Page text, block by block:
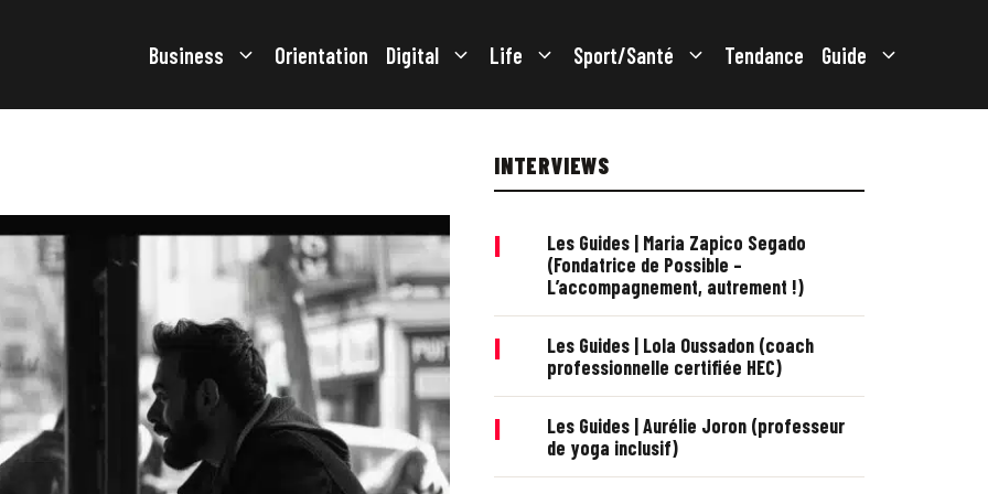
Business Orientation Digital Life Sport/Santé Tendance Guide
INTERVIEWS
|
Les Guides | Maria Zapico Segado
(Fondatrice de Possible –
L’accompagnement, autrement !)
|
Les Guides | Lola Oussadon (coach
professionnelle certifiée HEC)
|
Les Guides | Aurélie Joron (professeur
de yoga inclusif)